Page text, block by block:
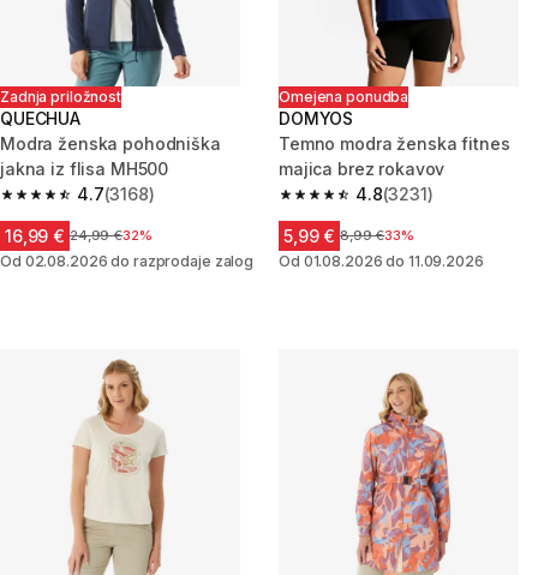
Zadnja priložnost
QUECHUA
Modra ženska pohodniška
jakna iz flisa MH500
4.7
4.7 od 5 zvezdic from 3168 ocene
(3168)
16,99 € Cena pred znižanjem
24,99 €32%
Od 02.08.2026 do razprodaje zalog
Omejena ponudba
DOMYOS
Temno modra ženska fitnes
majica brez rokavov
4.8
4.8 od 5 zvezdic from 3231
(3231)
5,99 € Cena pred znižanjem
8,99 €33%
Od 01.08.2026 do 11.09.2026